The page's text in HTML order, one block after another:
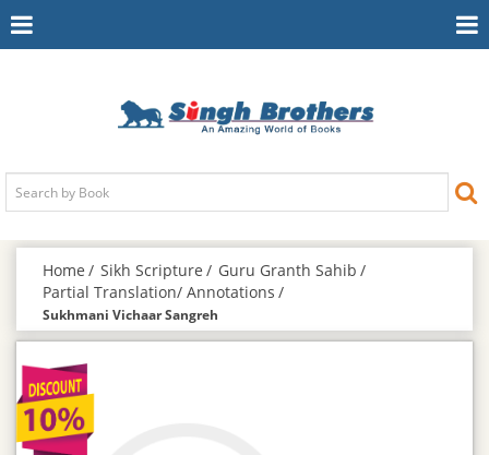
Toggle
Home Sikh Scripture
Guru Granth Sahib
Partial Translation/ Annotations
Sukhmani Vichaar Sangreh